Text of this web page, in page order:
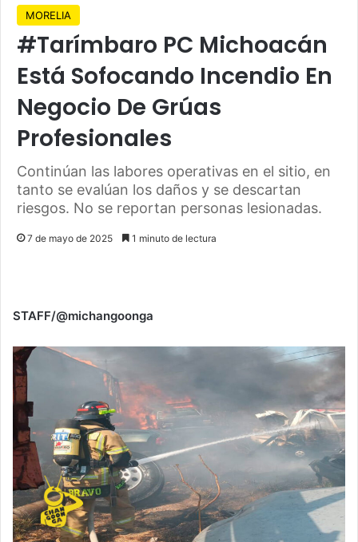
MORELIA
#Tarímbaro PC Michoacán
Está Sofocando Incendio En
Negocio De Grúas
Profesionales
Continúan las labores operativas en el sitio, en
tanto se evalúan los daños y se descartan
riesgos. No se reportan personas lesionadas.
7 de mayo de 2025 1 minuto de lectura
STAFF/@michangoonga